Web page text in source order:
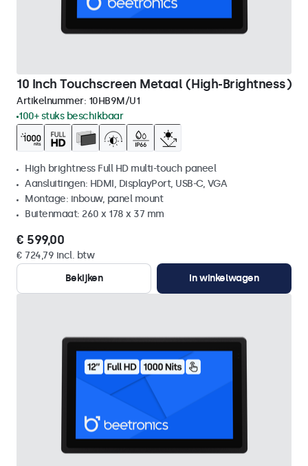
10 Inch Touchscreen Metaal (High-Brightness)
Artikelnummer: 10HB9M/U1
100+ stuks beschikbaar
High brightness Full HD multi-touch paneel
Aansluitingen: HDMI, DisplayPort, USB-C, VGA
Montage: inbouw, panel mount
Buitenmaat: 260 x 178 x 37 mm
€ 599,00
€ 724,79 incl. btw
Bekijken
In winkelwagen